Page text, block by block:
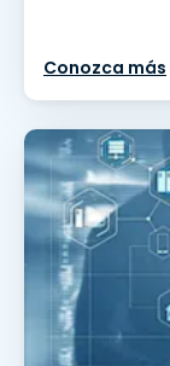
Conozca más